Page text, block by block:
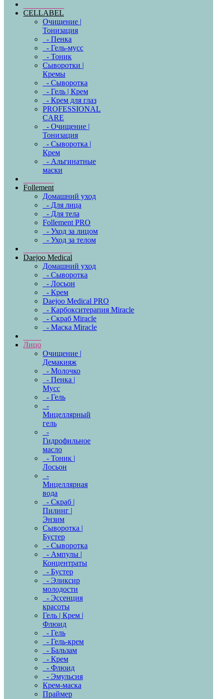
CELLABEL
Очищение |
Тонизация
- Пенка
- Гель-мусс
- Тоник
Сыворотки |
Кремы
- Сыворотка
- Гель | Крем
- Крем для глаз
PROFESSIONAL
CARE
- Очищение |
Тонизация
- Сыворотка |
Крем
- Альгинатные
маски
Follement
Домашний уход
- Для лица
- Для тела
Follement PRO
- Уход за лицом
- Уход за телом
Daejoo Medical
Домашний уход
- Сыворотка
- Лосьон
- Крем
Daejoo Medical PRO
- Карбокситерапия Miracle
- Скраб Miracle
- Маска Miracle
Лицо
Очищение |
Демакияж
- Молочко
- Пенка |
Мусс
- Гель
-
Мицеллярный
гель
-
Гидрофильное
масло
- Тоник |
Лосьон
-
Мицеллярная
вода
- Скраб |
Пилинг |
Энзим
Сыворотка |
Бустер
- Сыворотка
- Ампулы |
Концентраты
- Бустер
- Эликсир
молодости
- Эссенция
красоты
Гель | Крем |
Флюид
- Гель
- Гель-крем
- Бальзам
- Крем
- Флюид
- Эмульсия
Крем-маска
Праймер